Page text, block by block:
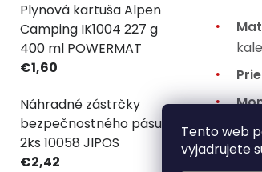
Tento web
vyjadrujete
Plynová kartuša Alpen
Camping IK1004 227 g
400 ml POWERMAT
€1,60
Náhradné zástrčky
bezpečnostného pásu
2ks 10058 JIPOS
€2,42